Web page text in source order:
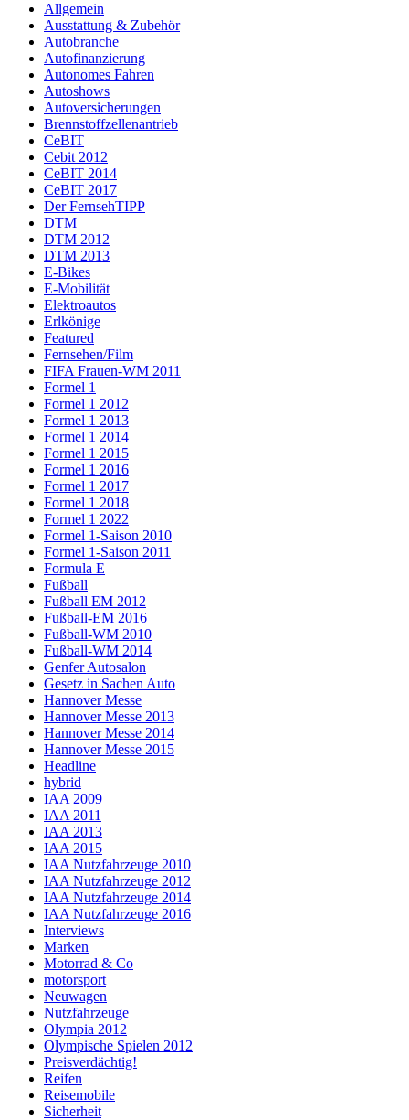
Allgemein
Ausstattung & Zubehör
Autobranche
Autofinanzierung
Autonomes Fahren
Autoshows
Autoversicherungen
Brennstoffzellenantrieb
CeBIT
Cebit 2012
CeBIT 2014
CeBIT 2017
Der FernsehTIPP
DTM
DTM 2012
DTM 2013
E-Bikes
E-Mobilität
Elektroautos
Erlkönige
Featured
Fernsehen/Film
FIFA Frauen-WM 2011
Formel 1
Formel 1 2012
Formel 1 2013
Formel 1 2014
Formel 1 2015
Formel 1 2016
Formel 1 2017
Formel 1 2018
Formel 1 2022
Formel 1-Saison 2010
Formel 1-Saison 2011
Formula E
Fußball
Fußball EM 2012
Fußball-EM 2016
Fußball-WM 2010
Fußball-WM 2014
Genfer Autosalon
Gesetz in Sachen Auto
Hannover Messe
Hannover Messe 2013
Hannover Messe 2014
Hannover Messe 2015
Headline
hybrid
IAA 2009
IAA 2011
IAA 2013
IAA 2015
IAA Nutzfahrzeuge 2010
IAA Nutzfahrzeuge 2012
IAA Nutzfahrzeuge 2014
IAA Nutzfahrzeuge 2016
Interviews
Marken
Motorrad & Co
motorsport
Neuwagen
Nutzfahrzeuge
Olympia 2012
Olympische Spielen 2012
Preisverdächtig!
Reifen
Reisemobile
Sicherheit